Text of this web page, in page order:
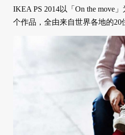
IKEA PS 2014以「On the move
个作品，全由来自世界各地的20